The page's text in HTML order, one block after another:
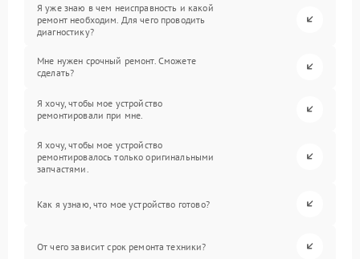
Я уже знаю в чем неисправность и какой
ремонт необходим. Для чего проводить
диагностику?
Мне нужен срочный ремонт. Сможете
сделать?
Я хочу, чтобы мое устройство
ремонтировали при мне.
Я хочу, чтобы мое устройство
ремонтировалось только оригинальными
запчастями.
Как я узнаю, что мое устройство готово?
От чего зависит срок ремонта техники?